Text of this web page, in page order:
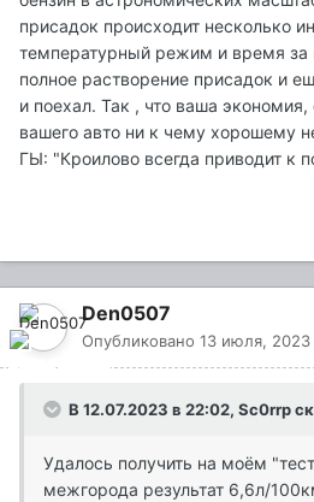
присадок происходит несколько
температурный режим и время за
полное растворение присадок и
и поехал. Так , что ваша
вашего авто ни к чему хорошему
ГЫ: "Кроилово всегда приводит к
Den0507
Опубликовано 13 июля, 2023
В 12.07.2023 в 22:02, Sc0rrp
Удалось получить на моём
межгорода результат 6,6л/